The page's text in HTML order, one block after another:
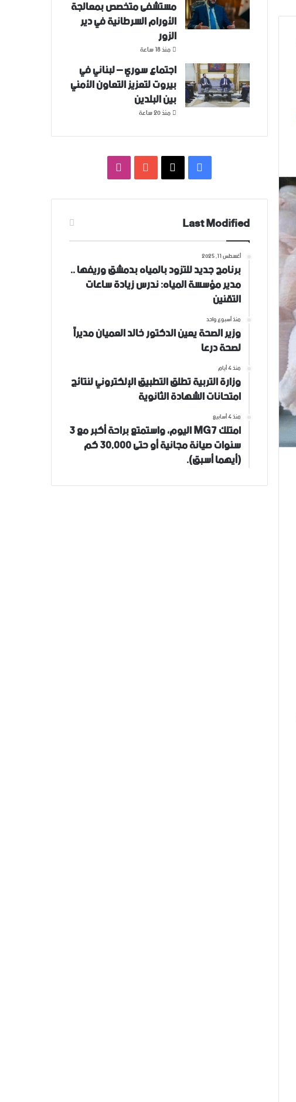
‌‏مستشفى متخصص بمعالجة
الأورام السرطانية في دير
الزور
منذ 18 ساعة
اجتماع سوري – لبناني في
بيروت لتعزيز التعاون ‏الأمني
‏بين البلدين
منذ 20 ساعة
فيسبوك
‫X
‫YouTubeانستقرام
Last Modified
أغسطس 11, 2025
برنامج جديد للتزود بالمياه بدمشق وريفها ..
مدير مؤسسة المياه: ندرس زيادة ساعات
التقنين
منذ أسبوع واحد
وزير الصحة يعين الدكتور خالد العميان مديراً
لصحة درعا
منذ 4 أيام
وزارة التربية تطلق التطبيق الإلكتروني لنتائج
امتحانات الشهادة الثانوية
منذ 4 أسابيع
امتلك MG7 اليوم، واستمتع براحة أكبر مع 3
سنوات صيانة مجانية أو حتى 30,000 كم
(أيهما أسبق).